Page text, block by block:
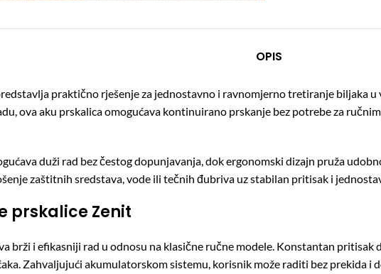
OPIS
praktično rješenje za jednostavno i ravnomjerno tretiranje biljaka
ova aku prskalica omogućava kontinuirano prskanje bez potrebe za
duži rad bez čestog dopunjavanja, dok ergonomski dizajn pruža
zaštitnih sredstava, vode ili tečnih đubriva uz stabilan pritisak i
prskalice Zenit
brži i efikasniji rad u odnosu na klasične ručne modele. Konstantan
Zahvaljujući akumulatorskom sistemu, korisnik može raditi bez prekida i